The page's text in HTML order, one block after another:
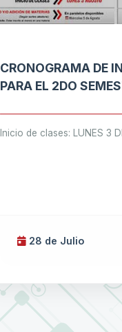
CRONOGRAMA DE
PARA EL 2DO
Inicio de clases: LUNES 3
28 de Julio